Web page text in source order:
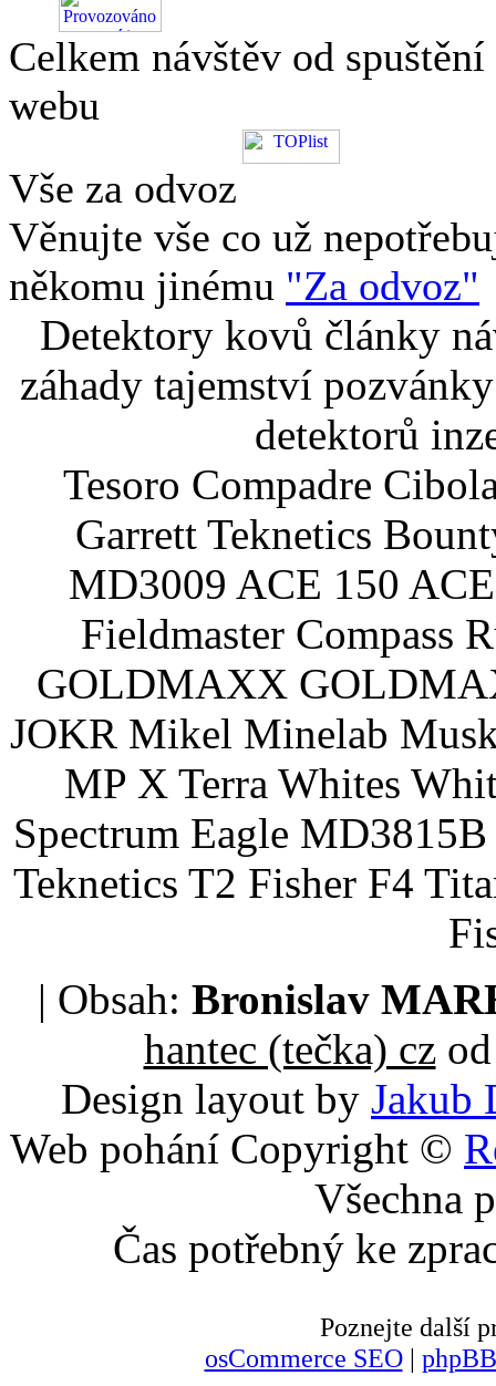
Celkem návštěv od spuštění
webu
Vše za odvoz
Věnujte vše co už
někomu jinému "Za odvoz"
Detektory kovů články
záhady tajemství
detektorů
Tesoro Compadre
Garrett Teknetics
MD3009 ACE 150
Fieldmaster Compass
GOLDMAXX
JOKR Mikel Minelab
MP X Terra Whites
Spectrum Eagle
Teknetics T2 Fisher F4
| Obsah: Bronislav
hantec (tečka) czod
Design layout by Jakub
Web pohání Copyright ©
Všechna
Čas potřebný ke
Poznejte další
osCommerce SEO|